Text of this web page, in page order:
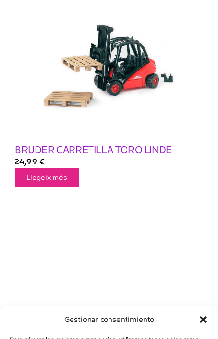
Gestionar consentimiento
BRUDER CARRETILLA TORO LINDE
24,99 €
Llegeix més